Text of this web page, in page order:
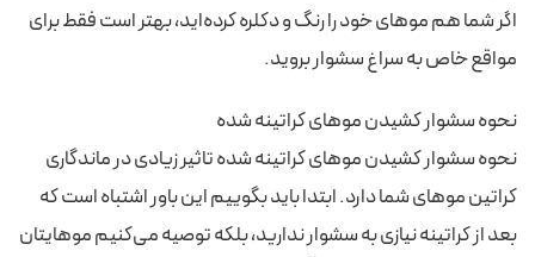
اگر شما هم موهای خود را رنگ و دکلره کرده‌اید، بهتر است فقط برای
مواقع خاص به سراغ سشوار بروید.
نحوه سشوار کشیدن موهای کراتینه شده
نحوه سشوار کشیدن موهای کراتینه شده تاثیر زیادی در ماندگاری
کراتین موهای شما دارد. ابتدا باید بگوییم این باور اشتباه است که
بعد از کراتینه نیازی به سشوار ندارید، بلکه توصیه می‌کنیم موهایتان